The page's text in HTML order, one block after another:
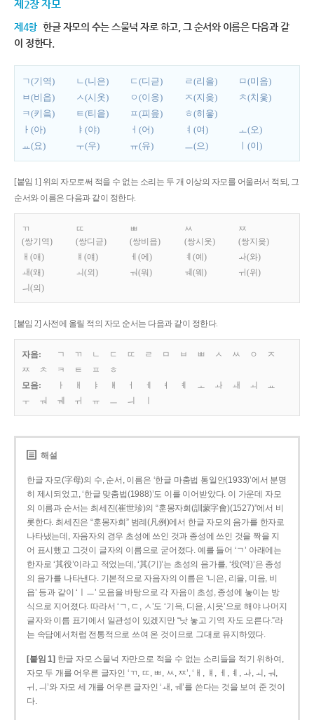
제2장 자모
제4항 한글 자모의 수는 스물넉 자로 하고, 그 순서와 이름은 다음과 같
이 정한다.
ㄱ(기역) ㄴ(니은) ㄷ(디귿) ㄹ(리을)
ㅁ(미음)
ㅂ(비읍)
ㅅ(시옷) ㅇ(이응) ㅈ(지읒)
ㅊ(치읓)
ㅋ(키읔)
ㅌ(티읕) ㅍ(피읖)
ㅎ(히읗)
ㅏ(아)
ㅑ(야) ㅓ(어) ㅕ(여)
ㅗ(오)
ㅛ(요)
ㅜ(우) ㅠ(유) ㅡ(으) ㅣ(이)
[붙임 1] 위의 자모로써 적을 수 없는 소리는 두 개 이상의 자모를 어울러서 적되, 그
순서와 이름은 다음과 같이 정한다.
ㄲ
(쌍기역)
ㄸ
(쌍디귿)
ㅃ
(쌍비읍)
ㅆ
(쌍시옷)
ㅉ
(쌍지읒)
ㅐ(애)
ㅒ(얘) ㅔ(에) ㅖ(예)
ㅘ(와)
ㅙ(왜)
ㅚ(외) ㅝ(워) ㅞ(웨)
ㅟ(위)
ㅢ(의)
[붙임 2] 사전에 올릴 적의 자모 순서는 다음과 같이 정한다.
자음: ㄱ ㄲ ㄴ ㄷ ㄸ ㄹ ㅁ ㅂ ㅃ ㅅ ㅆ ㅇ
ㅈ
ㅉ
ㅊ ㅋ ㅌ ㅍ
ㅎ
모음:
ㅏ ㅐ ㅑ ㅒ ㅓ ㅔ ㅕ ㅖ ㅗ ㅘ ㅙ ㅚ
ㅛ
ㅜ
ㅝ ㅞ ㅟ ㅠ ㅡ ㅢ
해설
한글 자모(字母)의 수, 순서, 이름은 ‘한글 마춤법 통일안(1933)’에서 분명
히 제시되었고, ‘한글 맞춤법(1988)’도 이를 이어받았다. 이 가운데 자모
의 이름과 순서는 최세진(崔世珍)의 “훈몽자회(訓蒙字會)(1527)”에서 비
롯한다. 최세진은 “훈몽자회” 범례(凡例)에서 한글 자모의 음가를 한자로
나타냈는데, 자음자의 경우 초성에 쓰인 것과 종성에 쓰인 것을 짝을 지
어 표시했고 그것이 글자의 이름으로 굳어졌다. 예를 들어 ‘ㄱ’ 아래에는
한자로 ‘其役’이라고 적었는데, ‘其(기)’는 초성의 음가를, ‘役(역)’은 종성
의 음가를 나타낸다. 기본적으로 자음자의 이름은 ‘니은, 리을, 미음, 비
읍’ 등과 같이 ‘ㅣㅡ’ 모음을 바탕으로 각 자음이 초성, 종성에 놓이는 방
식으로 지어졌다. 따라서 ‘ㄱ, ㄷ, ㅅ’도 ‘기윽, 디읃, 시읏’으로 해야 나머지
글자와 이름 표기에서 일관성이 있겠지만 “낫 놓고 기역 자도 모른다.”라
는 속담에서처럼 전통적으로 쓰여 온 것이므로 그대로 유지하였다.
[붙임 1] 한글 자모 스물넉 자만으로 적을 수 없는 소리들을 적기 위하여,
자모 두 개를 어우른 글자인 ‘ㄲ, ㄸ, ㅃ, ㅆ, ㅉ’, ‘ㅐ, ㅒ, ㅔ, ㅖ, ㅘ, ㅚ, ㅝ,
ㅟ, ㅢ’와 자모 세 개를 어우른 글자인 ‘ㅙ, ㅞ’를 쓴다는 것을 보여 준 것이
다.